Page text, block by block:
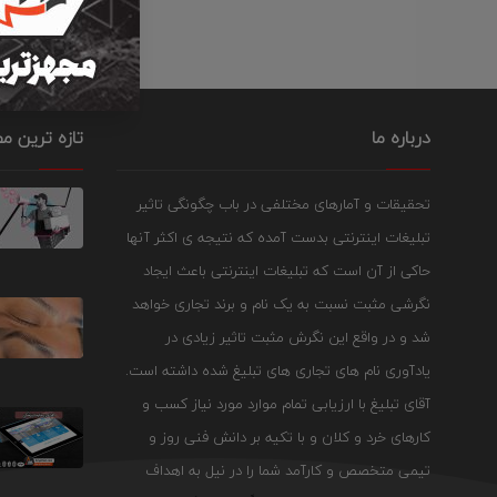
درباره ما
تحقیقات و آمارهای مختلفی در باب چگونگی تاثیر
تبلیغات اینترنتی بدست آمده که نتیجه ی اکثر آنها
حاکی از آن است که تبلیغات اینترنتی باعث ایجاد
نگرشی مثبت نسبت به یک نام و برند تجاری خواهد
شد و در واقع این نگرش مثبت تاثیر زیادی در
یادآوری نام های تجاری های تبلیغ شده داشته است.
آقای تبلیغ با ارزیابی تمام موارد مورد نیاز کسب و
کارهای خرد و کلان و با تکیه بر دانش فنی روز و
تیمی متخصص و کارآمد شما را در نیل به اهداف
تازه ترین